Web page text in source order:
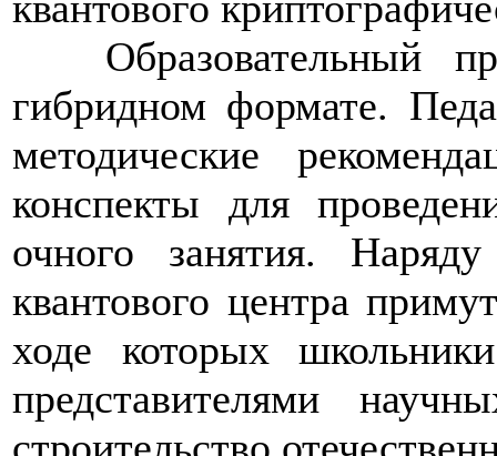
Образовательный
гибридном формате.
методические
конспекты для
очного занятия.
квантового центра
ходе которых
представителями